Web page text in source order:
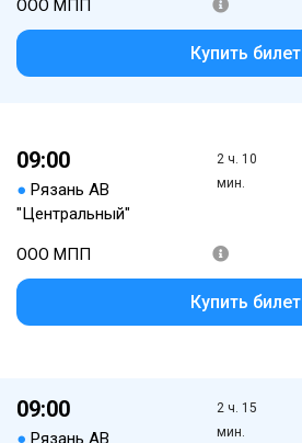
ООО МПП
Купить билет
09:00
● Рязань АВ
"Центральный"
2 ч. 10
мин.
ООО МПП
Купить билет
09:00
● Рязань АВ
2 ч. 15
мин.